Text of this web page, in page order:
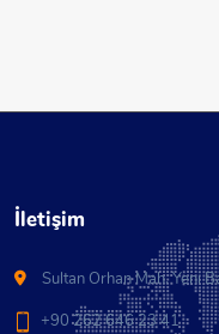
İletişim
Sultan Orhan Mah. Yeni
+90 262 646 23 41